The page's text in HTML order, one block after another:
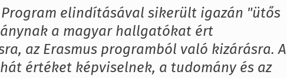
elindításával sikerült igazán "ütős
a magyar hallgatókat ért
az Erasmus programból való kizárásra. A
értéket képviselnek, a tudomány és az